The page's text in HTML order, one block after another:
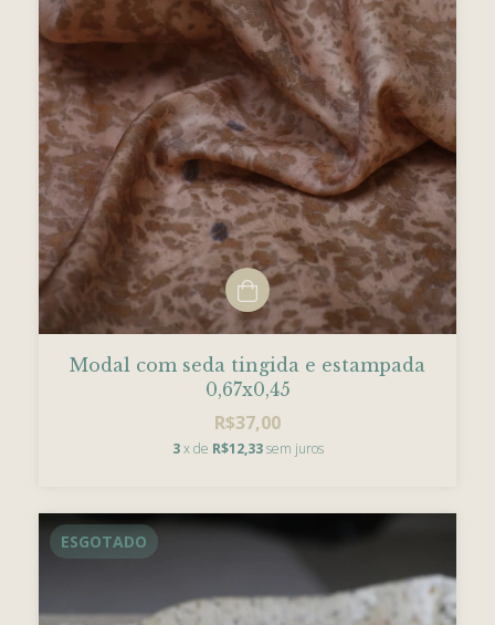
Modal com seda tingida e estampada
0,67x0,45
R$37,00
3 x de R$12,33 sem juros
ESGOTADO